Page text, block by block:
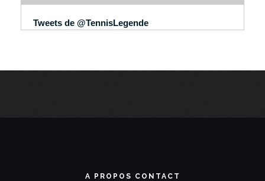
Tweets de @TennisLegende
A PROPOS CONTACT